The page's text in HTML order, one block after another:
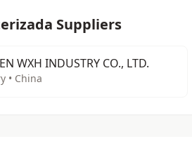
Suppliers
WXH INDUSTRY CO., LTD.
• China